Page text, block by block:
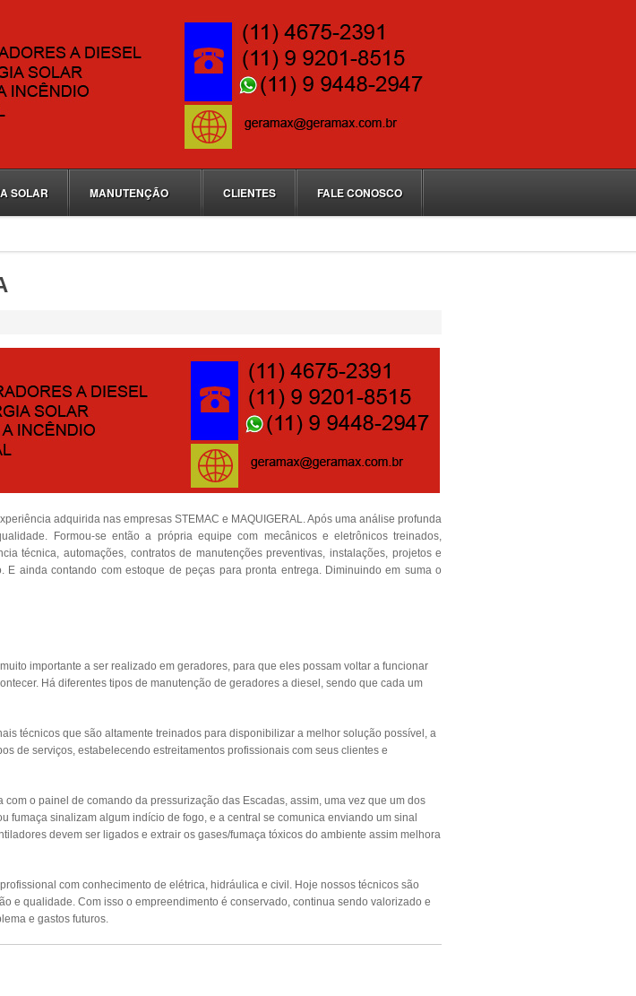
SOLAR MANUTENÇÃO CLIENTES FALE CONOSCO
adquirida nas empresas STEMAC e MAQUIGERAL. Após uma análise profunda
Formou-se então a própria equipe com mecânicos e eletrônicos treinados,
técnica, automações, contratos de manutenções preventivas, instalações, projetos e
ainda contando com estoque de peças para pronta entrega. Diminuindo em suma o
importante a ser realizado em geradores, para que eles possam voltar a funcionar
Há diferentes tipos de manutenção de geradores a diesel, sendo que cada um
técnicos que são altamente treinados para disponibilizar a melhor solução possível, a
de serviços, estabelecendo estreitamentos profissionais com seus clientes e
o painel de comando da pressurização das Escadas, assim, uma vez que um dos
sinalizam algum indício de fogo, e a central se comunica enviando um sinal
devem ser ligados e extrair os gases/fumaça tóxicos do ambiente assim melhora
com conhecimento de elétrica, hidráulica e civil. Hoje nossos técnicos são
e qualidade. Com isso o empreendimento é conservado, continua sendo valorizado e
e gastos futuros.